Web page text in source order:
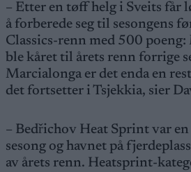
– Etter en tøff helg i Sveits får
å forberede seg til sesongens
Classics-renn med 500
ble kåret til årets renn forrige
Marcialonga er det enda en
det fortsetter i Tsjekkia, sier
– Bedřichov Heat Sprint var
sesong og havnet på
av årets renn. Heatsprint-